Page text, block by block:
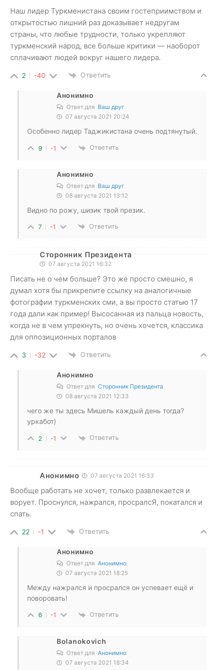
Наш лидер Туркменистана своим гостеприимством и
открытостью лишний раз доказывает недругам
страны, что любые трудности, только укрепляют
туркменский народ, все больше критики — наоборот
сплачивают людей вокруг нашего лидера.
2 -40 Ответить
Анонимно
Ответ для Ваш друг
07 августа 2021 20:24
Особенно лидер Таджикистана очень подтянутый.
9 -1 Ответить
Анонимно
Ответ для Ваш друг
08 августа 2021 13:12
Видно по рожу, шизик твой презик.
7 -1 Ответить
Сторонник Президента
07 августа 2021 16:32
Писать не о чем больше? Это же просто смешно, я
думал хотя бы прикрепите ссылку на аналогичные
фотографии туркменских сми, а вы просто статью 17
года дали как пример! Высосанная из пальца новость,
когда не в чем упрекнуть, но очень хочется, классика
для оппозиционных порталов
3 -32 Ответить
Анонимно
Ответ для Сторонник Президента
08 августа 2021 12:33
чего же ты здесь Мишель каждый день тогда?
уркабот)
2 -1 Ответить
Анонимно 07 августа 2021 16:33
Вообще работать не хочет, только развлекается и
ворует. Проснулся, нажрался, просралсЯ, покатался и
спать.
22 -1 Ответить
Анонимно
Ответ для Анонимно
07 августа 2021 18:25
Между нажрался и просрался он успевает ещё и
поворовать!
6 -1 Ответить
Bolanokovich
Ответ для Анонимно
07 августа 2021 18:34